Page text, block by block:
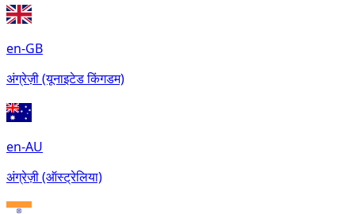
en-GB
अंग्रेज़ी (यूनाइटेड किंगडम)
en-AU
अंग्रेज़ी (ऑस्ट्रेलिया)